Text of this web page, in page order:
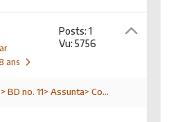
ans
Posts: 1
Vu: 5756
BD no. 11> Assunta> Co...